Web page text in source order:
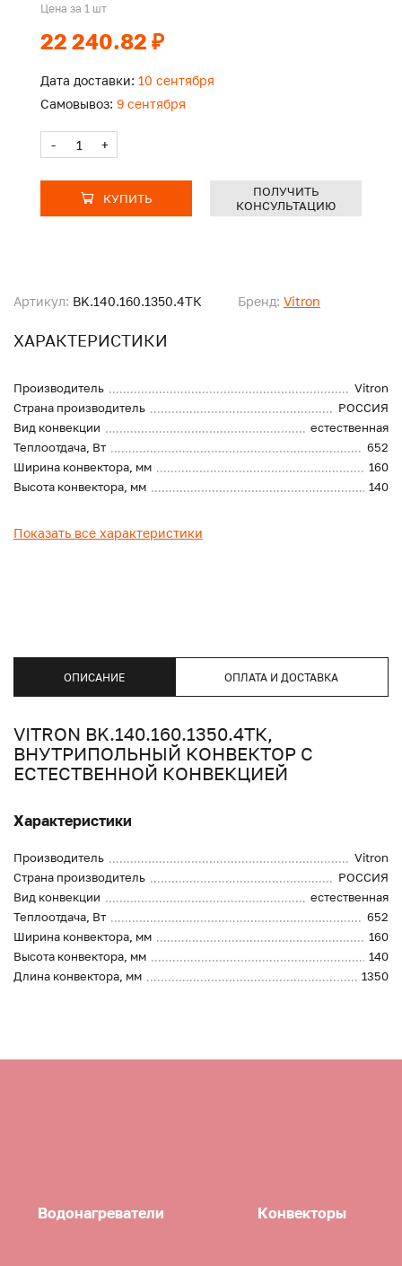
Артикул: BK.140.160.1350.4ТК Бренд: Vitron
ХАРАКТЕРИСТИКИ
Производитель
Vitron
Страна производитель
РОССИЯ
Вид конвекции
естественная
Теплоотдача, Вт
652
Ширина конвектора, мм
160
Высота конвектора, мм
140
Показать все характеристики
Цена за 1 шт
22 240.82 ₽
Дата доставки: 10 сентября
Самовывоз: 9 сентября
- +
КУПИТЬ
ПОЛУЧИТЬ
КОНСУЛЬТАЦИЮ
ОПИСАНИЕ ОПЛАТА И ДОСТАВКА
VITRON BK.140.160.1350.4ТК,
ВНУТРИПОЛЬНЫЙ КОНВЕКТОР С
ЕСТЕСТВЕННОЙ КОНВЕКЦИЕЙ
Характеристики
Производитель
Vitron
Страна производитель
РОССИЯ
Вид конвекции
естественная
Теплоотдача, Вт
652
Ширина конвектора, мм
160
Высота конвектора, мм
140
Длина конвектора, мм
1350
Водонагреватели Конвекторы